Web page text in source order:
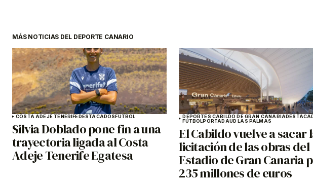
MÁS NOTICIAS DEL DEPORTE CANARIO
COSTA ADEJE TENERIFEDESTACADOSFÚTBOL
Silvia Doblado pone fin a una
trayectoria ligada al Costa
Adeje Tenerife Egatesa
DEPORTES CABILDO DE GRAN CANARIA
FÚTBOLPORTADAUD LAS PALMAS
El Cabildo vuelve a sacar
licitación de las obras del
Estadio de Gran Canaria
235 millones de euros